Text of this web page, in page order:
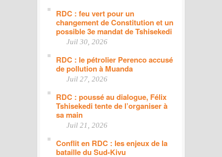
RDC : feu vert pour un
changement de Constitution et un
possible 3e mandat de Tshisekedi
Juil 30, 2026
RDC : le pétrolier Perenco accusé
de pollution à Muanda
Juil 27, 2026
RDC : poussé au dialogue, Félix
Tshisekedi tente de l’organiser à
sa main
Juil 21, 2026
Conflit en RDC : les enjeux de la
bataille du Sud-Kivu